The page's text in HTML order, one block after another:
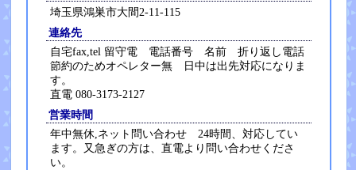
埼玉県鴻巣市大間2-11-115
連絡先
自宅fax,tel 留守電 電話番号 名前 折り返し電話
節約のためオペレター無 日中は出先対応になりま
す。
直電 080-3173-2127
営業時間
年中無休,ネット問い合わせ 24時間、対応してい
ます。又急ぎの方は、直電より問い合わせくださ
い。